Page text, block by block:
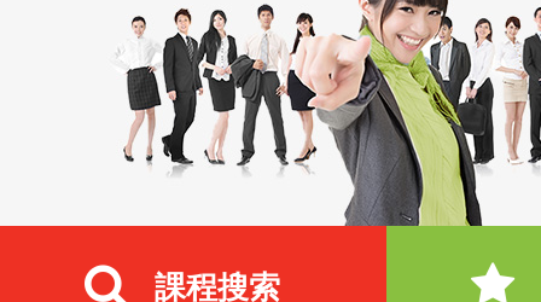
課程搜索